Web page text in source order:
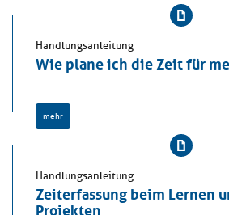
Handlungsanleitung
Wie plane ich die Zeit für
mehr
Handlungsanleitung
Zeiterfassung beim Lernen
Projekten